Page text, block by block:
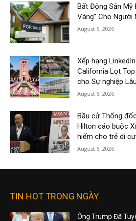
Bất Động Sản Mỹ
Vàng” Cho Người
August 6, 2026
Xếp hạng
California Lọt
cho Sự nghiệp
August 6, 2026
Bầu cử Thống
Hilton cáo buộc
hiểm cho trẻ di cư
August 6, 2026
TIN HOT TRONG NGÀY
Ông Trump Đã